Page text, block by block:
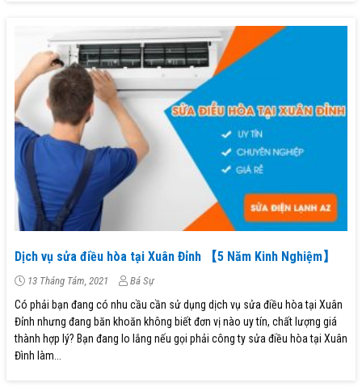
Dịch vụ sửa điều hòa tại Xuân Đỉnh 【5 Năm Kinh Nghiệm】
13 Tháng Tám, 2021 Bá Sự
Có phải bạn đang có nhu cầu cần sử dụng dịch vụ sửa điều hòa tại Xuân
Đỉnh nhưng đang băn khoăn không biết đơn vị nào uy tín, chất lượng giá
thành hợp lý? Bạn đang lo lắng nếu gọi phải công ty sửa điều hòa tại Xuân
Đình làm...